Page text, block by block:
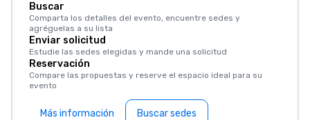
Buscar
Comparta los detalles del evento, encuentre sedes y
agréguelas a su lista
Enviar solicitud
Estudie las sedes elegidas y mande una solicitud
Reservación
Compare las propuestas y reserve el espacio ideal para su
evento
Más información Buscar sedes